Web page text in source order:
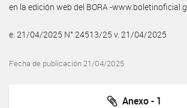
en la edición web del BORA -
e. 21/04/2025 N° 24513/25 v. 21/04/2025
Fecha de publicación 21/04/2025
Anexo - 1